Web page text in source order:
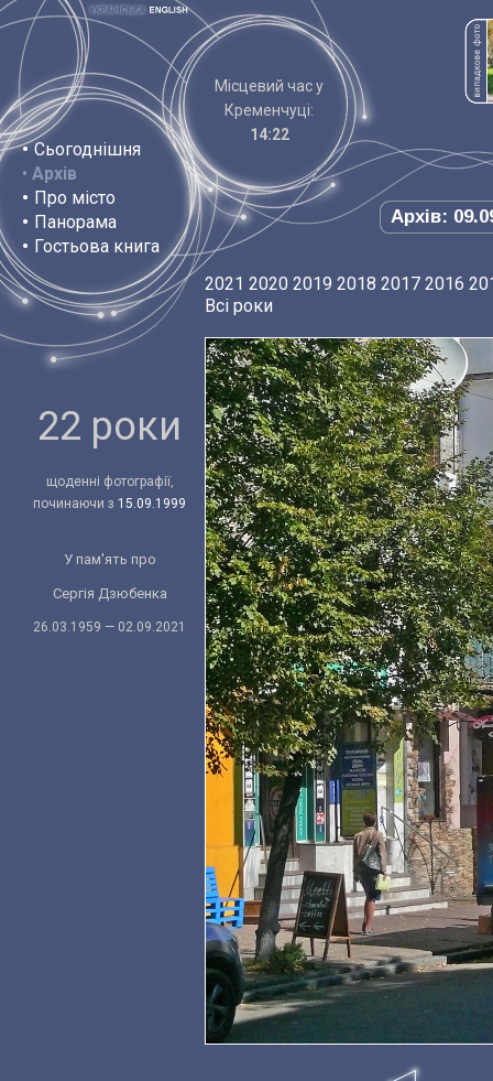
• Сьогоднішня
• Архів
• Про місто
• Панорама
• Гостьова книга
Місцевий час у
Кременчуці:
14:22
Архів:
22 роки
щоденні фотографії,
починаючи з 15.09.1999
У пам'ять про
Сергія Дзюбенка
26.03.1959 — 02.09.2021
2021 2020 2019 2018 2017 2016
Всі роки